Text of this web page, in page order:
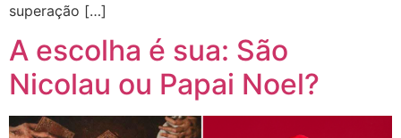
superação […]
A escolha é sua: São
Nicolau ou Papai Noel?